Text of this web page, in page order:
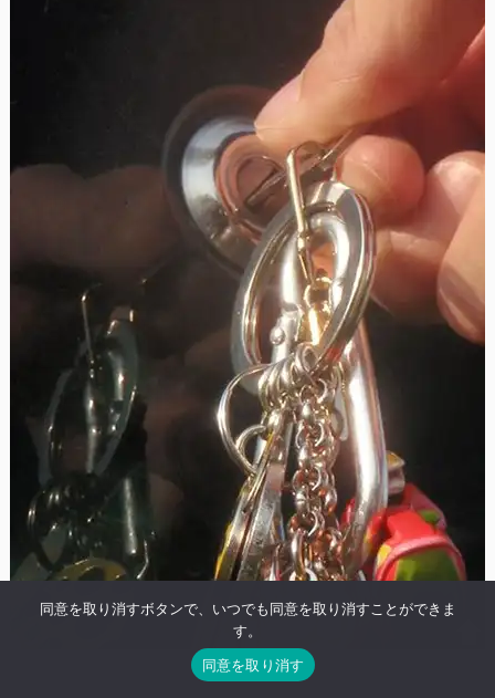
同意を取り消すボタンで、いつでも同意を取り消すことができま
す。
同意を取り消す